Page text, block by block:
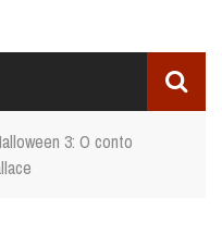
3: O conto